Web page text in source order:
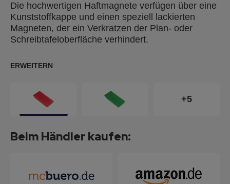
Die hochwertigen Haftmagnete verfügen über eine
Kunststoffkappe und einen speziell lackierten
Magneten, der ein Verkratzen der Plan- oder
Schreibtafeloberfläche verhindert.
ERWEITERN
+5
Beim Händler kaufen: